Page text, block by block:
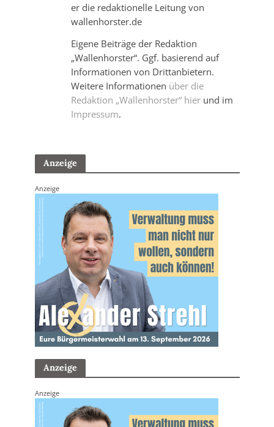
er die redaktionelle Leitung von
wallenhorster.de
Eigene Beiträge der Redaktion
„Wallenhorster“. Ggf. basierend auf
Informationen von Drittanbietern.
Weitere Informationen über die
Redaktion „Wallenhorster“ hierund im
Impressum.
Anzeige
Anzeige
Anzeige
Anzeige